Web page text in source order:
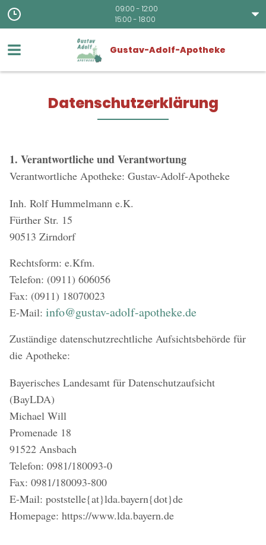
09:00 - 12:00
15:00 - 18:00
Gustav-Adolf-Apotheke
Datenschutzerklärung
1. Verantwortliche und Verantwortung
Verantwortliche Apotheke: Gustav-Adolf-Apotheke
Inh. Rolf Hummelmann e.K.
Fürther Str. 15
90513 Zirndorf
Rechtsform: e.Kfm.
Telefon: (0911) 606056
Fax: (0911) 18070023
E-Mail: info@gustav-adolf-apotheke.de
Zuständige datenschutzrechtliche Aufsichtsbehörde für
die Apotheke:
Bayerisches Landesamt für Datenschutzaufsicht
(BayLDA)
Michael Will
Promenade 18
91522 Ansbach
Telefon: 0981/180093-0
Fax: 0981/180093-800
E-Mail: poststelle{at}lda.bayern{dot}de
Homepage: https://www.lda.bayern.de